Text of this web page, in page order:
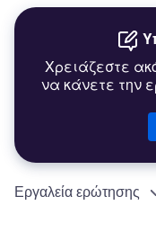
Χρειάζεστε
να κάνετε την
Εργαλεία ερώτησης